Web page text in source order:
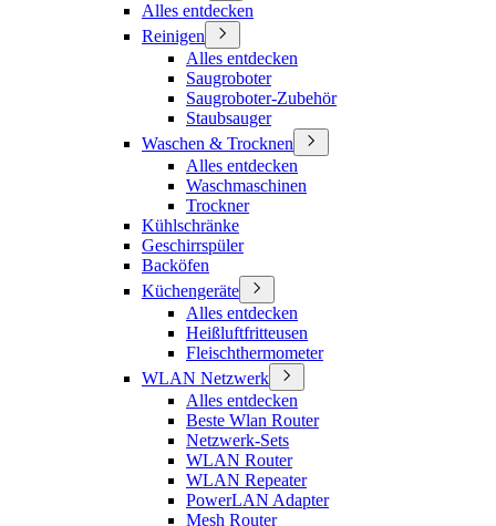
Alles entdecken
Reinigen
Alles entdecken
Saugroboter
Saugroboter-Zubehör
Staubsauger
Waschen & Trocknen
Alles entdecken
Waschmaschinen
Trockner
Kühlschränke
Geschirrspüler
Backöfen
Küchengeräte
Alles entdecken
Heißluftfritteusen
Fleischthermometer
WLAN Netzwerk
Alles entdecken
Beste Wlan Router
Netzwerk-Sets
WLAN Router
WLAN Repeater
PowerLAN Adapter
Mesh Router